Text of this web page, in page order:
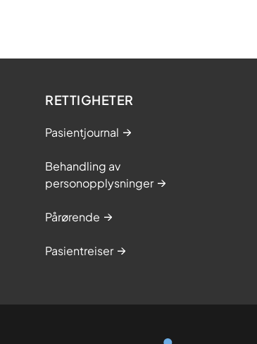
RETTIGHETER
Pasientjournal
Behandling av
personopplysninger
Pårørende
Pasientreiser